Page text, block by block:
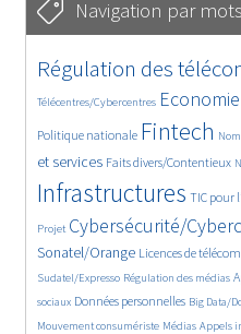
Navigation par
4641/5761
Régulation des
402/5761
Télécentres/Cybercentres
3690/5761
1904/5761
Politique nationale
5305/5761 Fintech
699/5761
2381/5761
et services
1555/5761 Faits divers/Contentieux
841/5761
5761/5761
Infrastructures
1861/5761
TIC pour
194/5761
247/5761
Projet
3722/5761Cybersécurité/
2311/5761
Sonatel/Orange
1652/5761 Licences de
297/5761
Sudatel/Expresso
1045/5761 Régulation des médias
1534/5761
1220/5761
sociaux
1726/5761Données personnelles
148/5761 Big Data/
637/5761
Mouvement consumériste
367/5761 Médias
657/5761 Appels
1748/5761